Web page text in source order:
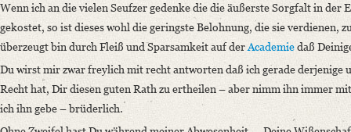
Bibliography: Walzel, Oskar: Neue Quellen zur Geschichte der
296.
Incipit: „[1] Fort St. George d. 26. Aug. 1784.
Lieber Wilhelm
Deinen Brief vom ..... habe ich erhalten und mit vielem Vergnügen
Manuscript
Wenn ich an die vielen Seufzer gedenke die die äußerste Sorgfalt in
gekostet, so ist dieses wohl die geringste Belohnung, die sie verdienen,
überzeugt bin durch Fleiß und Sparsamkeit auf derAcademiedaß
Du wirst mir zwar freylich mit recht antworten daß ich gerade derjenige
Recht hat, Dir diesen guten Rath zu ertheilen – aber nimm ihn immer
ich ihn gebe – brüderlich.